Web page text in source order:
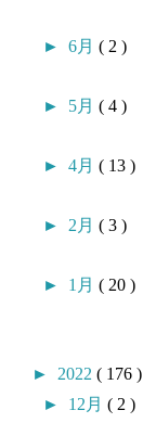
► 6月 ( 2 )
► 5月 ( 4 )
► 4月 ( 13 )
► 2月 ( 3 )
► 1月 ( 20 )
► 2022 ( 176 )
► 12月 ( 2 )